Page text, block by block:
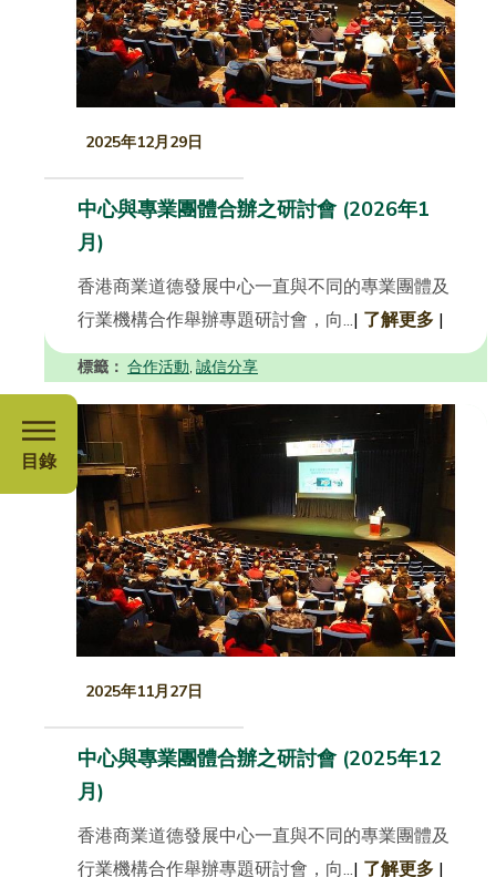
目錄
2025年12月29日
中心與專業團體合辦之研討會 (2026年1
月)
香港商業道德發展中心一直與不同的專業團體及
行業機構合作舉辦專題研討會，向...| 了解更多 |
標籤： 合作活動, 誠信分享
2025年11月27日
中心與專業團體合辦之研討會 (2025年12
月)
香港商業道德發展中心一直與不同的專業團體及
行業機構合作舉辦專題研討會，向...| 了解更多 |